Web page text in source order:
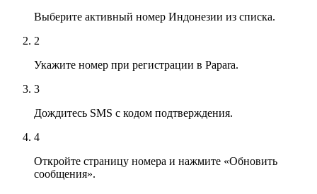
Выберите активный номер Индонезии из списка.
2
Укажите номер при регистрации в Papara.
3
Дождитесь SMS с кодом подтверждения.
4
Откройте страницу номера и нажмите «Обновить
сообщения».